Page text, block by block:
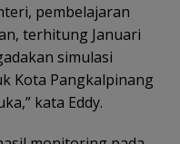
pembelajaran
terhitung Januari
simulasi
Kota Pangkalpinang
kata Eddy.